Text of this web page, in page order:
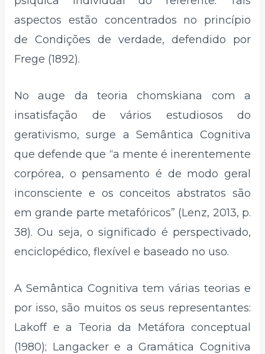
aspectos estão concentrados no princípio
de Condições de verdade, defendido por
Frege (1892).
No auge da teoria chomskiana com a
insatisfação de vários estudiosos do
gerativismo, surge a Semântica Cognitiva
que defende que “a mente é inerentemente
corpórea, o pensamento é de modo geral
inconsciente e os conceitos abstratos são
em grande parte metafóricos” (Lenz, 2013, p.
38). Ou seja, o significado é perspectivado,
enciclopédico, flexível e baseado no uso.
A Semântica Cognitiva tem várias teorias e
por isso, são muitos os seus representantes:
Lakoff e a Teoria da Metáfora conceptual
(1980); Langacker e a Gramática Cognitiva